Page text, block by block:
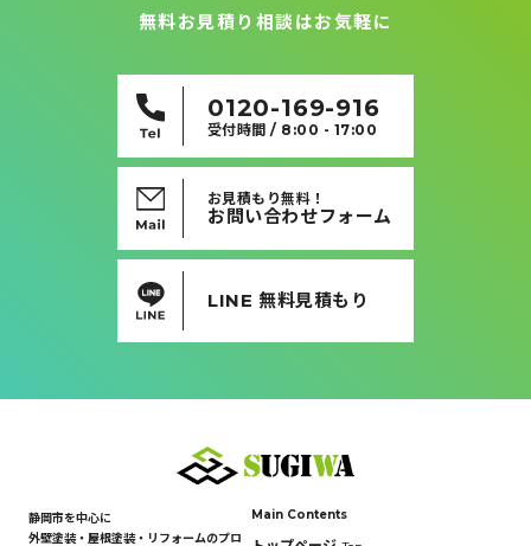
無料お見積り相談はお気軽に
0120-169-916
受付時間 / 8:00 - 17:00
お見積もり無料！
お問い合わせフォーム
LINE 無料見積もり
静岡市を中心に
外壁塗装・屋根塗装・リフォームのプロ
Main Contents